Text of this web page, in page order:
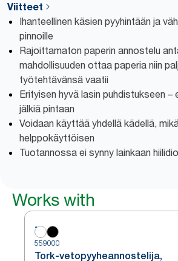
Viitteet
Ihanteellinen käsien pyyhintään ja
pinnoille
Rajoittamaton paperin annostelu
mahdollisuuden ottaa paperia niin
työtehtävänsä vaatii
Erityisen hyvä lasin puhdistukseen –
jälkiä pintaan
Voidaan käyttää yhdellä kädellä,
helppokäyttöisen
Tuotannossa ei synny lainkaan
Works with
559000
Tork-vetopyyheannostelija,